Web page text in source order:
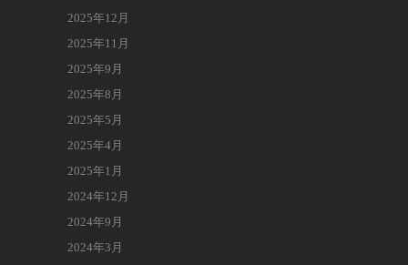
2025年12月
2025年11月
2025年9月
2025年8月
2025年5月
2025年4月
2025年1月
2024年12月
2024年9月
2024年3月